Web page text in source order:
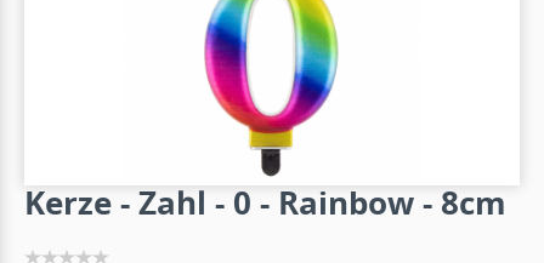
Kerze - Zahl - 0 - Rainbow - 8cm